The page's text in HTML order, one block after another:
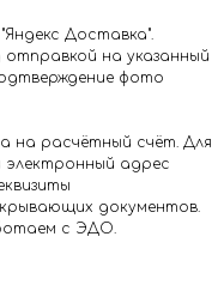
Доставка".
отправкой на указанный
фото
на расчётный счёт. Для
адрес
документов.
с ЭДО.